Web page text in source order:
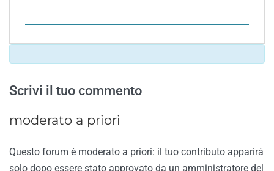
Scrivi il tuo commento
moderato a priori
Questo forum è moderato a priori: il tuo contributo apparirà
solo dopo essere stato approvato da un amministratore del